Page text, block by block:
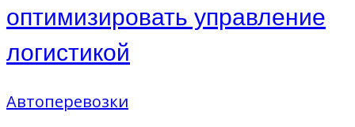
оптимизировать управление
логистикой
Автоперевозки